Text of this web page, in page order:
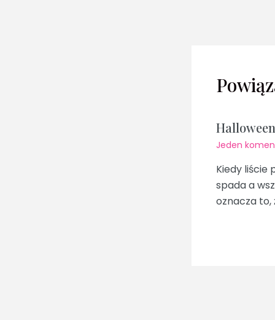
Halloween
Jeden
Kiedy liście
spada a
oznacza to,